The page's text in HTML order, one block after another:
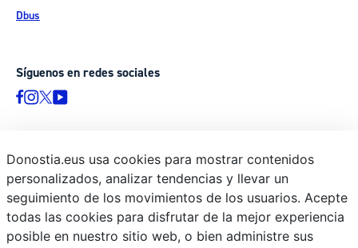
Dbus
Síguenos en redes sociales
© Donostiako Udala - Ayuntamiento de Donostia / San Sebastián
Ijentea 1, 20003 Donostia / San Sebastián
Aviso legal
Política de privacidad
Donostia.eus usa cookies para mostrar contenidos
personalizados, analizar tendencias y llevar un
seguimiento de los movimientos de los usuarios. Acepte
todas las cookies para disfrutar de la mejor experiencia
posible en nuestro sitio web, o bien administre sus